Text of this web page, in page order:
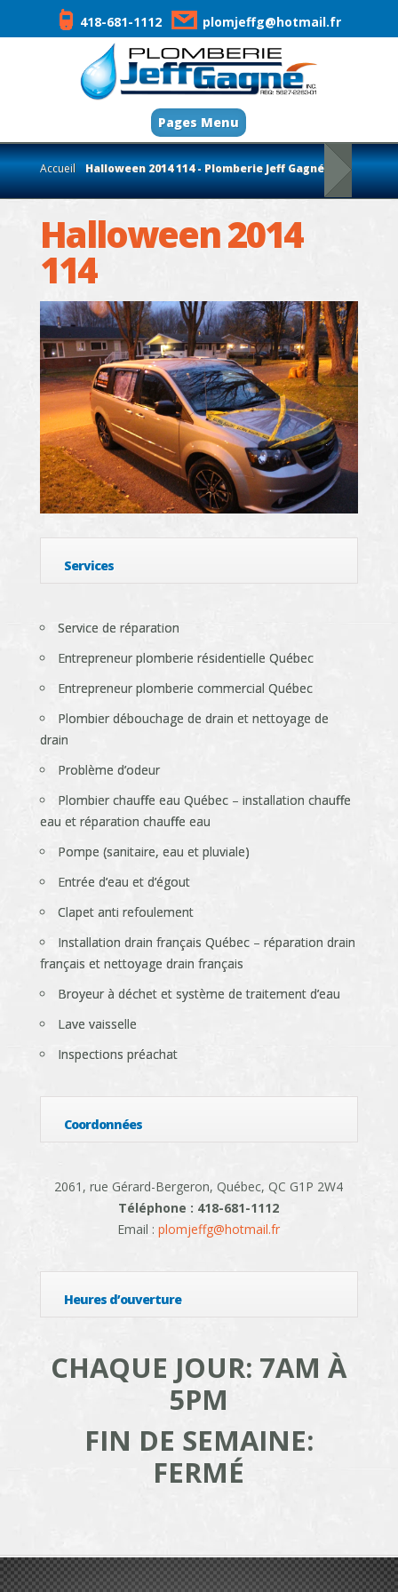
418-681-1112 plomjeffg@hotmail.fr
Pages Menu
Accueil Halloween 2014 114 - Plomberie Jeff Gagné
Halloween 2014
114
Services
Service de réparation
Entrepreneur plomberie résidentielle Québec
Entrepreneur plomberie commercial Québec
Plombier débouchage de drain et nettoyage de
drain
Problème d’odeur
Plombier chauffe eau Québec – installation chauffe
eau et réparation chauffe eau
Pompe (sanitaire, eau et pluviale)
Entrée d’eau et d’égout
Clapet anti refoulement
Installation drain français Québec – réparation drain
français et nettoyage drain français
Broyeur à déchet et système de traitement d’eau
Lave vaisselle
Inspections préachat
Coordonnées
2061, rue Gérard-Bergeron, Québec, QC G1P 2W4
Téléphone : 418-681-1112
Email :plomjeffg@hotmail.fr
Heures d’ouverture
CHAQUE JOUR: 7AM À
5PM
FIN DE SEMAINE:
FERMÉ